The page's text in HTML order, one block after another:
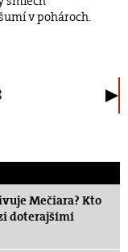
v pohároch.
Mečiara? Kto
doterajšímí